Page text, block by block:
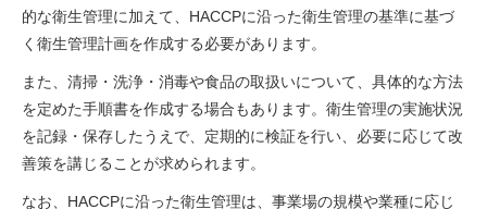
的な衛生管理に加えて、HACCPに沿った衛生管理の基準に基づ
く衛生管理計画を作成する必要があります。
また、清掃・洗浄・消毒や食品の取扱いについて、具体的な方法
を定めた手順書を作成する場合もあります。衛生管理の実施状況
を記録・保存したうえで、定期的に検証を行い、必要に応じて改
善策を講じることが求められます。
なお、HACCPに沿った衛生管理は、事業場の規模や業種に応じ